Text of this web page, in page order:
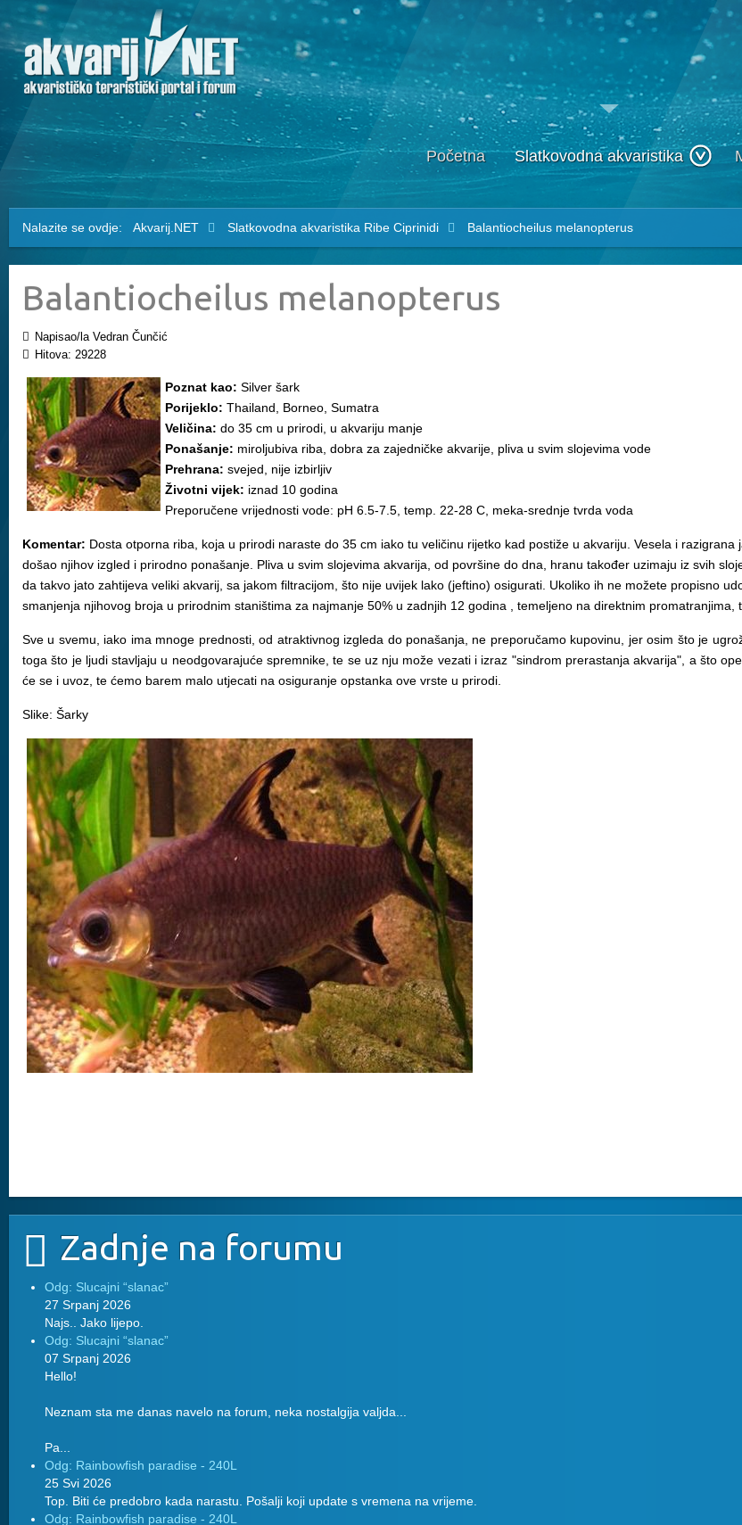
Početna Slatkovodna akvaristika
Nalazite se ovdje: Akvarij.NET Slatkovodna akvaristika Ribe Ciprinidi Balantiocheilus melanopterus
Balantiocheilus melanopterus
Napisao/la Vedran Čunčić
Hitova: 29228
Poznat kao: Silver šark
Porijeklo: Thailand, Borneo, Sumatra
Veličina: do 35 cm u prirodi, u akvariju manje
Ponašanje: miroljubiva riba, dobra za zajedničke akvarije, pliva u svim slojevima vode
Prehrana: svejed, nije izbirljiv
Životni vijek: iznad 10 godina
Preporučene vrijednosti vode: pH 6.5-7.5, temp. 22-28 C, meka-srednje tvrda voda
Komentar: Dosta otporna riba, koja u prirodi naraste do 35 cm iako tu veličinu rijetko kad postiže u akvariju. Vesela i
došao njihov izgled i prirodno ponašanje. Pliva u svim slojevima akvarija, od površine do dna, hranu također uzimaju iz svih
da takvo jato zahtijeva veliki akvarij, sa jakom filtracijom, što nije uvijek lako (jeftino) osigurati. Ukoliko ih ne možete propisno
smanjenja njihovog broja u prirodnim staništima za najmanje 50% u zadnjih 12 godina , temeljeno na direktnim promatranjima,
Sve u svemu, iako ima mnoge prednosti, od atraktivnog izgleda do ponašanja, ne preporučamo kupovinu, jer osim što je
toga što je ljudi stavljaju u neodgovarajuće spremnike, te se uz nju može vezati i izraz "sindrom prerastanja akvarija", a što
će se i uvoz, te ćemo barem malo utjecati na osiguranje opstanka ove vrste u prirodi.
Slike: Šarky
Zadnje na forumu
Odg: Slucajni “slanac”
27 Srpanj 2026
Najs.. Jako lijepo.
Odg: Slucajni “slanac”
07 Srpanj 2026
Hello!
Neznam sta me danas navelo na forum, neka nostalgija valjda...
Pa...
Odg: Rainbowfish paradise - 240L
25 Svi 2026
Top. Biti će predobro kada narastu. Pošalji koji update s vremena na vrijeme.
Odg: Rainbowfish paradise - 240L